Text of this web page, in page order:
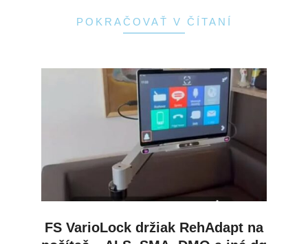
POKRAČOVAŤ V ČÍTANÍ
FS VarioLock držiak RehAdapt na